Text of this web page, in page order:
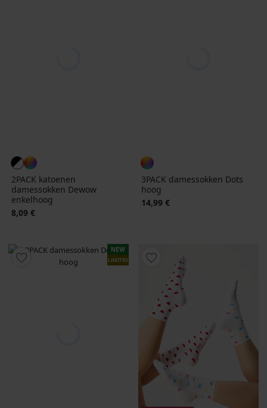
2PACK katoenen
damessokken Dewow
enkelhoog
8,09 €
3PACK damessokken Dots
hoog
14,99 €
NEW
LIMITED